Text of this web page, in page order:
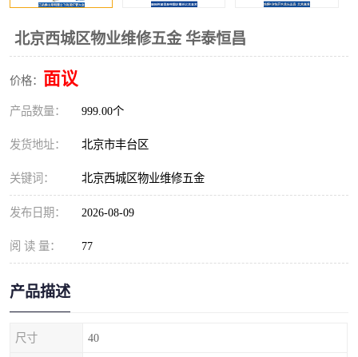
北京西城区物业维修五金 华泰恒昌
价格： 面议
产品数量： 999.00个
发货地址： 北京市丰台区
关键词： 北京西城区物业维修五金
发布日期： 2026-08-09
阅 读 量： 77
产品描述
尺寸 40